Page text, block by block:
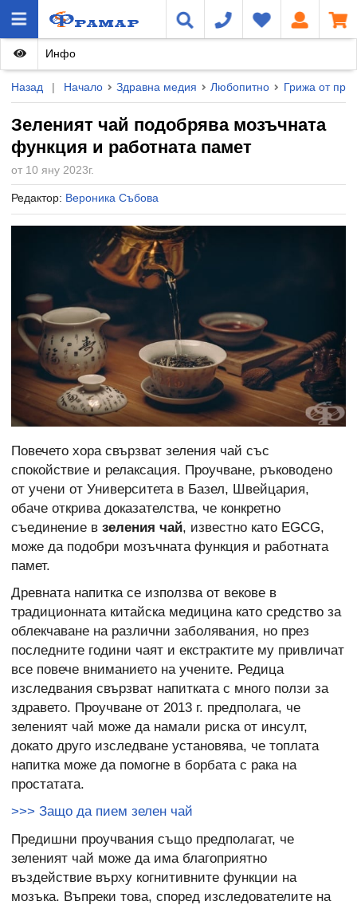
Назад | Начало Здравна медия Любопитно Грижа от
Зеленият чай подобрява мозъчната
функция и работната памет
от 10 яну 2023г.
Редактор: Вероника Събова
Инфо
Повечето хора свързват зеления чай със
спокойствие и релаксация. Проучване, ръководено
от учени от Университета в Базел, Швейцария,
обаче открива доказателства, че конкретно
съединение в зеления чай, известно като EGCG,
може да подобри мозъчната функция и работната
памет.
Древната напитка се използва от векове в
традиционната китайска медицина като средство за
облекчаване на различни заболявания, но през
последните години чаят и екстрактите му привличат
все повече вниманието на учените. Редица
изследвания свързват напитката с много ползи за
здравето. Проучване от 2013 г. предполага, че
зеленият чай може да намали риска от инсулт,
докато друго изследване установява, че топлата
напитка може да помогне в борбата с рака на
простатата.
>>> Защо да пием зелен чай
Предишни проучвания също предполагат, че
зеленият чай може да има благоприятно
въздействие върху когнитивните функции на
мозъка. Въпреки това, според изследователите на